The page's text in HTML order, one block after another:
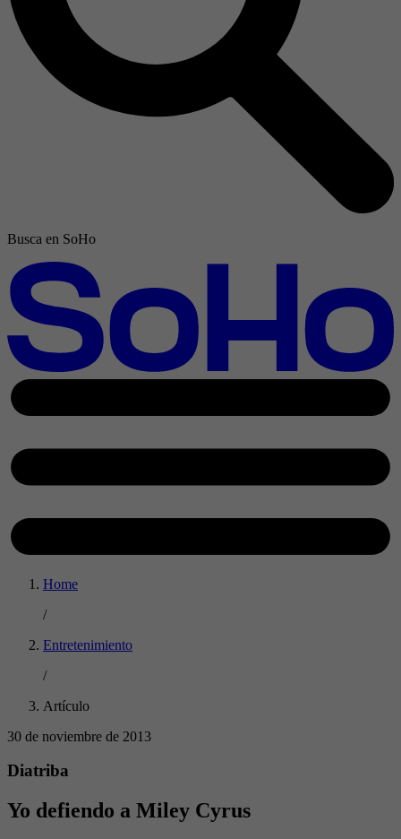
Busca en SoHo
Home
/
Entretenimiento
/
Artículo
30 de noviembre de 2013
Diatriba
Yo defiendo a Miley Cyrus